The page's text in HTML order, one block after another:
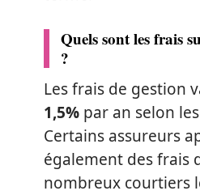
Quels sont les frais
?
Les frais de gestion
1,5% par an selon
Certains assureurs
également des frais
nombreux courtiers